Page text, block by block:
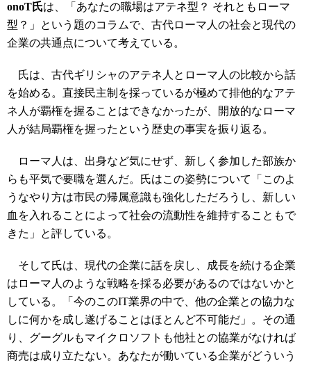
onoT氏は、「あなたの職場はアテネ型？ それともローマ
型？」という題のコラムで、古代ローマ人の社会と現代の
企業の共通点について考えている。
氏は、古代ギリシャのアテネ人とローマ人の比較から話
を始める。直接民主制を採っているが極めて排他的なアテ
ネ人が覇権を握ることはできなかったが、開放的なローマ
人が結局覇権を握ったという歴史の事実を振り返る。
ローマ人は、出身など気にせず、新しく参加した部族か
らも平気で要職を選んだ。氏はこの姿勢について「このよ
うなやり方は市民の帰属意識も強化しただろうし、新しい
血を入れることによって社会の流動性を維持することもで
きた」と評している。
そして氏は、現代の企業に話を戻し、成長を続ける企業
はローマ人のような戦略を採る必要があるのではないかと
している。「今のこのIT業界の中で、他の企業との協力な
しに何かを成し遂げることはほとんど不可能だ」。その通
り、グーグルもマイクロソフトも他社との協業がなければ
商売は成り立たない。あなたが働いている企業がどういう